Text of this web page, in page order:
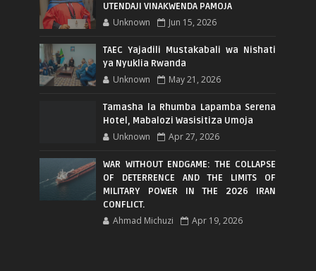
UTENDAJI VINAKWENDA PAMOJA
Unknown Jun 15, 2026
TAEC Yajadili Mustakabali wa Nishati
ya Nyuklia Rwanda
Unknown May 21, 2026
Tamasha la Rhumba Lapamba Serena
Hotel, Mabalozi Wasisitiza Umoja
Unknown Apr 27, 2026
WAR WITHOUT ENDGAME: THE COLLAPSE
OF DETERRENCE AND THE LIMITS OF
MILITARY POWER IN THE 2026 IRAN
CONFLICT.
Ahmad Michuzi Apr 19, 2026